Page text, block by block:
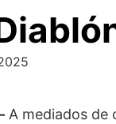
A mediados de